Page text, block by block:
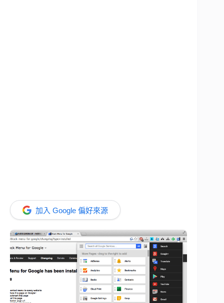
加入 Google 偏好來源